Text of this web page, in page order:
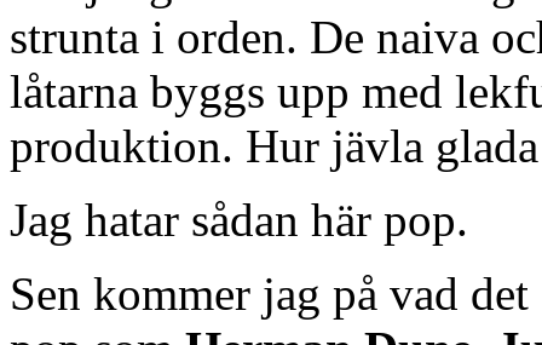
strunta i orden. De naiva
låtarna byggs upp med
produktion. Hur jävla
Jag hatar sådan här pop.
Sen kommer jag på vad